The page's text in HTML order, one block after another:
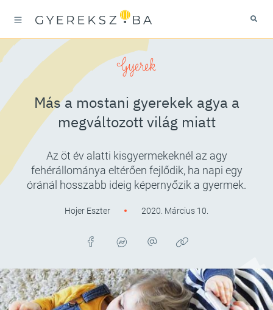
Gyerek
Más a mostani gyerekek agya a
megváltozott világ miatt
Az öt év alatti kisgyermekeknél az agy
fehérállománya eltérően fejlődik, ha napi egy
óránál hosszabb ideig képernyőzik a gyermek.
Hojer Eszter 2020. Március 10.